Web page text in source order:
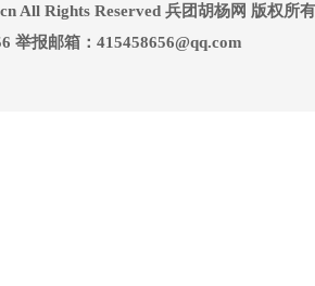
All Rights Reserved 兵团胡杨网 版权所有
举报邮箱：415458656@qq.com